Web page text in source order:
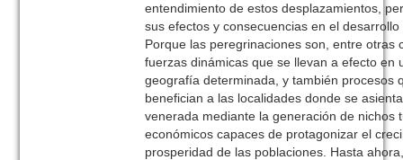
entendimiento de estos desplazamientos,
sus efectos y consecuencias en el
Porque las peregrinaciones son, entre otras
fuerzas dinámicas que se llevan a efecto en
geografía determinada, y también procesos
benefician a las localidades donde se
venerada mediante la generación de nichos
económicos capaces de protagonizar el
prosperidad de las poblaciones. Hasta